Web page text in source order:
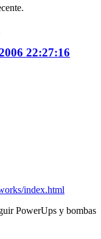
22:27:16
index.html
PowerUps y bombas